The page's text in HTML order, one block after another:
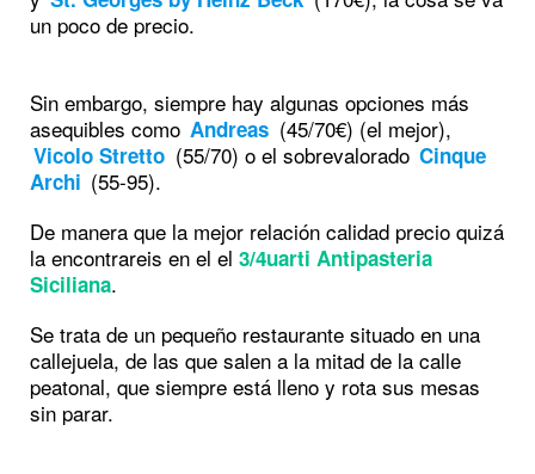
un poco de precio.
Sin embargo, siempre hay algunas opciones más
asequibles como Andreas (45/70€) (el mejor),
Vicolo Stretto (55/70) o el sobrevalorado Cinque
Archi (55-95).
De manera que la mejor relación calidad precio quizá
la encontrareis en el el 3/4uarti Antipasteria
Siciliana.
Se trata de un pequeño restaurante situado en una
callejuela, de las que salen a la mitad de la calle
peatonal, que siempre está lleno y rota sus mesas
sin parar.